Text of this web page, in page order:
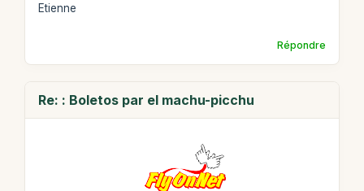
Etienne
Répondre
Re: : Boletos par el machu-picchu